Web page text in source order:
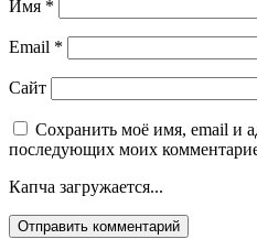
Имя *
Email *
Сайт
Сохранить моё имя, email и
последующих моих
Капча загружается...